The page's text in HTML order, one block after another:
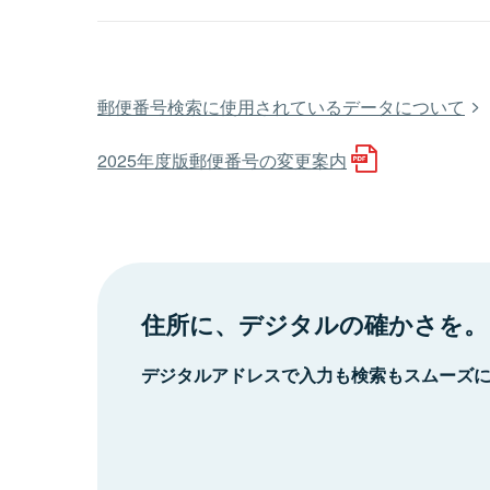
郵便番号検索に使用されているデータについて
2025年度版郵便番号の変更案内
住所に、デジタルの確かさを。
デジタルアドレスで入力も検索もスムーズ